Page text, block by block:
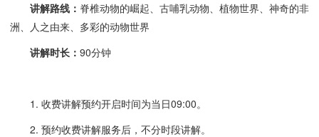
讲解路线： 脊椎动物的崛起、古哺乳动物、植物世界、神奇的非
洲、人之由来、多彩的动物世界
讲解时长： 90分钟
1. 收费讲解预约开启时间为当日09:00。
2. 预约收费讲解服务后，不分时段讲解。